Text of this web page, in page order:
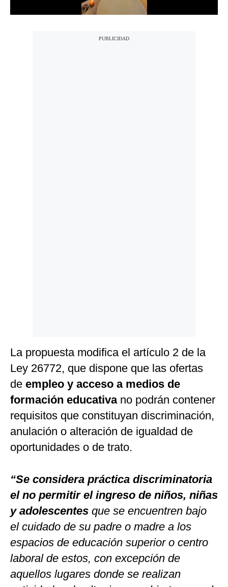
La propuesta modifica el artículo 2 de la
Ley 26772, que dispone que las ofertas
de empleo y acceso a medios de
formación educativano podrán contener
requisitos que constituyan discriminación,
anulación o alteración de igualdad de
oportunidades o de trato.
“Se considera práctica discriminatoria
el no permitir el ingreso de niños, niñas
y adolescentes que se encuentren bajo
el cuidado de su padre o madre a los
espacios de educación superior o centro
laboral de estos, con excepción de
aquellos lugares donde se realizan